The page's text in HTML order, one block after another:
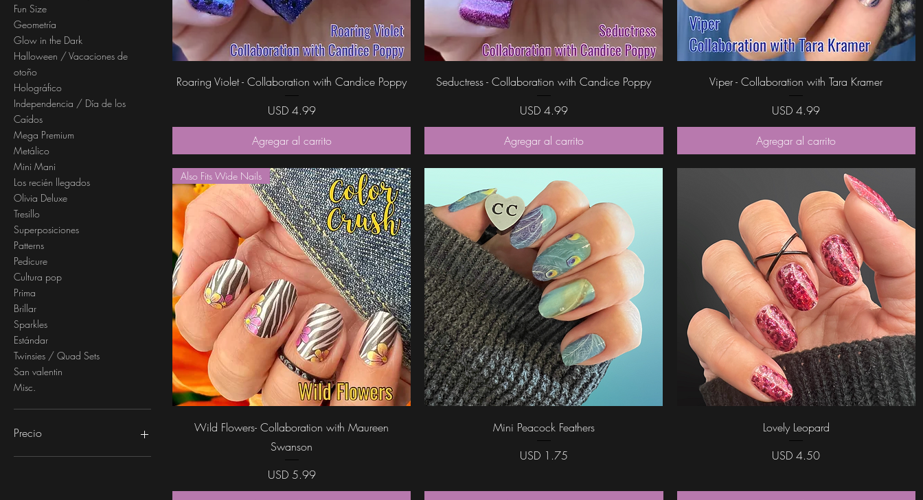
Fun Size
Geometría
Glow in the Dark
Halloween / Vacaciones de
otoño
Holográfico
Independencia / Día de los
Caídos
Mega Premium
Metálico
Mini Mani
Los recién llegados
Olivia Deluxe
Tresillo
Superposiciones
Patterns
Pedicure
Cultura pop
Prima
Brillar
Sparkles
Estándar
Twinsies / Quad Sets
San valentin
Misc.
Precio
Vista rápida
Roaring Violet - Collaboration with Candice Poppy
Precio
USD 4.99
Agregar al carrito
Vista rápida
Seductress - Collaboration with Candice Poppy
Precio
USD 4.99
Agregar al carrito
Vista rápida
Viper - Collaboration with Tara Kramer
Precio
USD 4.99
Agregar al carrito
Vista rápida
Also Fits Wide Nails
Wild Flowers- Collaboration with Maureen
Swanson
Precio
USD 5.99
Vista rápida
Mini Peacock Feathers
Precio
USD 1.75
Vista rápida
Lovely Leopard
Precio
USD 4.50